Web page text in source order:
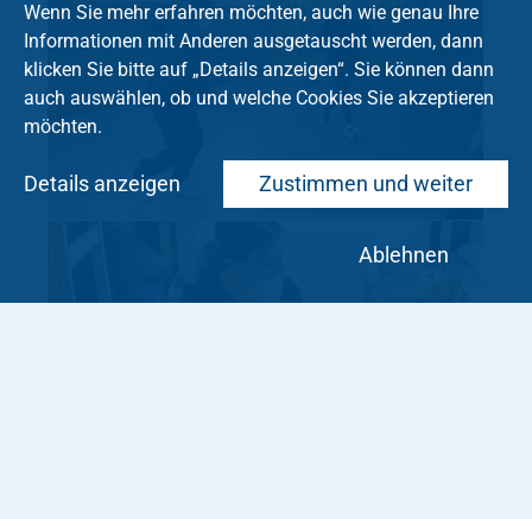
Wenn Sie mehr erfahren möchten, auch wie genau Ihre
Informationen mit Anderen ausgetauscht werden, dann
klicken Sie bitte auf „Details anzeigen“. Sie können dann
auch auswählen, ob und welche Cookies Sie akzeptieren
möchten.
Zustimmen und weiter
Details anzeigen
Ablehnen